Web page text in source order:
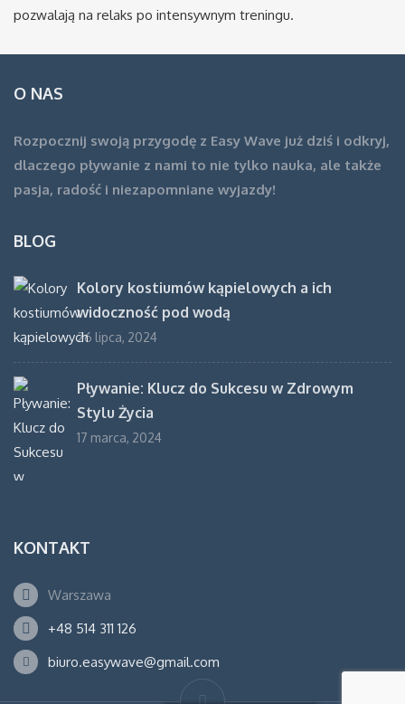
pozwalają na relaks po intensywnym treningu.
O NAS
Rozpocznij swoją przygodę z Easy Wave już dziś i odkryj,
dlaczego pływanie z nami to nie tylko nauka, ale także
pasja, radość i niezapomniane wyjazdy!
BLOG
Kolory kostiumów kąpielowych a ich
widoczność pod wodą
26 lipca, 2024
Pływanie: Klucz do Sukcesu w Zdrowym
Stylu Życia
17 marca, 2024
KONTAKT
Warszawa
+48 514 311 126
biuro.easywave@gmail.com